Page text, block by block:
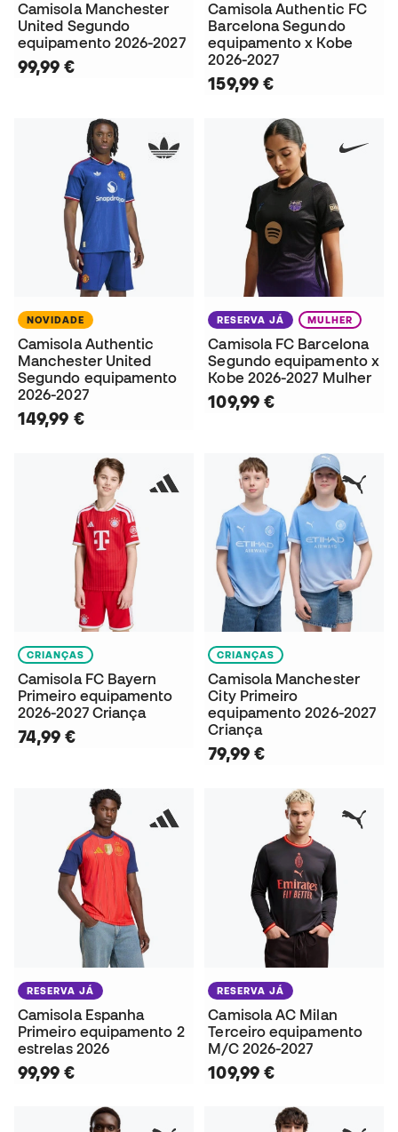
Camisola Manchester
United Segundo
equipamento 2026-2027
99,99 €
Camisola Authentic FC
Barcelona Segundo
equipamento x Kobe
2026-2027
159,99 €
NOVIDADE
Camisola Authentic
Manchester United
Segundo equipamento
2026-2027
149,99 €
RESERVA JÁ MULHER
Camisola FC Barcelona
Segundo equipamento x
Kobe 2026-2027 Mulher
109,99 €
CRIANÇAS
Camisola FC Bayern
Primeiro equipamento
2026-2027 Criança
74,99 €
CRIANÇAS
Camisola Manchester
City Primeiro
equipamento 2026-2027
Criança
79,99 €
RESERVA JÁ
Camisola Espanha
Primeiro equipamento 2
estrelas 2026
99,99 €
RESERVA JÁ
Camisola AC Milan
Terceiro equipamento
M/C 2026-2027
109,99 €